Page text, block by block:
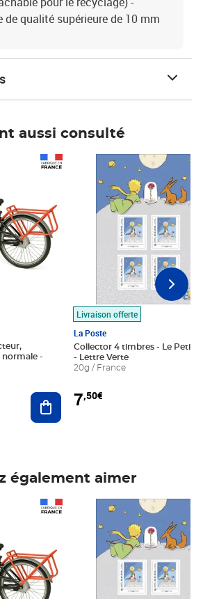
de qualité supérieure de 10 mm
aussi consulté
Ajouter au panier
Livraison offerte
La Poste
Collector 4 timbres - Le Petit
- Lettre Verte
20g / France
7,50€
Prix 7,50€
également aimer
Prix 7,50€